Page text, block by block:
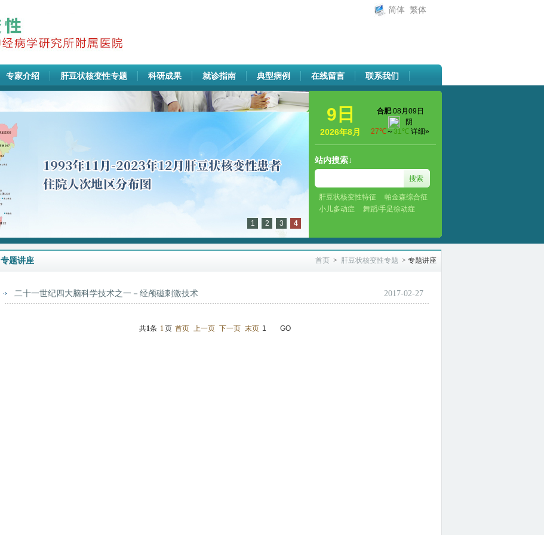
简体 繁体
专家介绍 肝豆状核变性专题 科研成果 就诊指南 典型病例 在线留言 联系我们
1 2 3 4
9日
2026年8月
站内搜索↓
肝豆状核变性特征
帕金森综合征
小儿多动症
舞蹈/手足徐动症
首页 > 肝豆状核变性专题 > 专题讲座
专题讲座
2017-02-27
二十一世纪四大脑科学技术之一－经颅磁刺激技术
共1条 1 页 首页 上一页 下一页 末页